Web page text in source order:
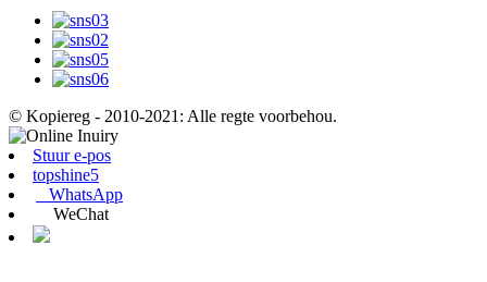
© Kopiereg - 2010-2021: Alle regte voorbehou.
Stuur e-pos
topshine5
WhatsApp
WeChat